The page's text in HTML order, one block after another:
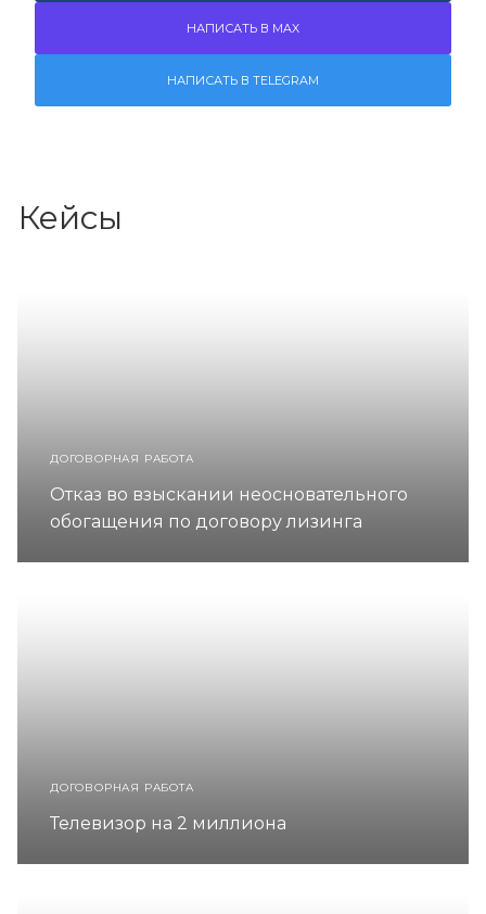
НАПИСАТЬ В MAX
НАПИСАТЬ В TELEGRAM
Кейсы
ДОГОВОРНАЯ РАБОТА
Отказ во взыскании неосновательного
обогащения по договору лизинга
ДОГОВОРНАЯ РАБОТА
Телевизор на 2 миллиона